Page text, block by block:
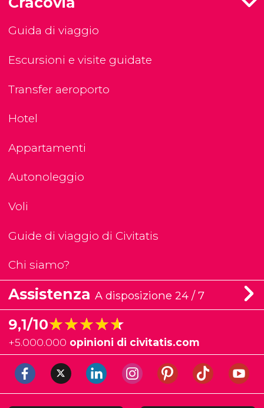
Guida di viaggio
Escursioni e visite guidate
Transfer aeroporto
Hotel
Appartamenti
Autonoleggio
Voli
Guide di viaggio di Civitatis
Chi siamo?
Assistenza A disposizione 24 / 7
9,1/10★★★★★
★★★★★
+5.000.000 opinioni di civitatis.com